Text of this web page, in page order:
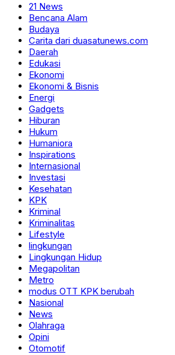
21 News
Bencana Alam
Budaya
Carita dari duasatunews.com
Daerah
Edukasi
Ekonomi
Ekonomi & Bisnis
Energi
Gadgets
Hiburan
Hukum
Humaniora
Inspirations
Internasional
Investasi
Kesehatan
KPK
Kriminal
Kriminalitas
Lifestyle
lingkungan
Lingkungan Hidup
Megapolitan
Metro
modus OTT KPK berubah
Nasional
News
Olahraga
Opini
Otomotif